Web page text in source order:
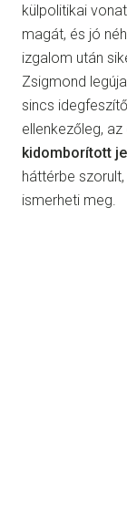
külpolitikai
magát, és jó
izgalom után
Zsigmond
sincs
ellenkezőleg,
kidomborított
háttérbe
ismerheti meg.